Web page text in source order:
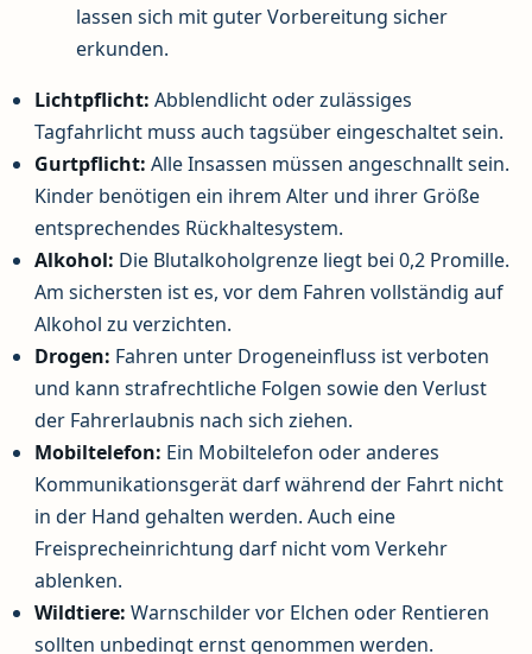
lassen sich mit guter Vorbereitung sicher
erkunden.
Lichtpflicht: Abblendlicht oder zulässiges
Tagfahrlicht muss auch tagsüber eingeschaltet sein.
Gurtpflicht: Alle Insassen müssen angeschnallt sein.
Kinder benötigen ein ihrem Alter und ihrer Größe
entsprechendes Rückhaltesystem.
Alkohol: Die Blutalkoholgrenze liegt bei 0,2 Promille.
Am sichersten ist es, vor dem Fahren vollständig auf
Alkohol zu verzichten.
Drogen: Fahren unter Drogeneinfluss ist verboten
und kann strafrechtliche Folgen sowie den Verlust
der Fahrerlaubnis nach sich ziehen.
Mobiltelefon: Ein Mobiltelefon oder anderes
Kommunikationsgerät darf während der Fahrt nicht
in der Hand gehalten werden. Auch eine
Freisprecheinrichtung darf nicht vom Verkehr
ablenken.
Wildtiere: Warnschilder vor Elchen oder Rentieren
sollten unbedingt ernst genommen werden.